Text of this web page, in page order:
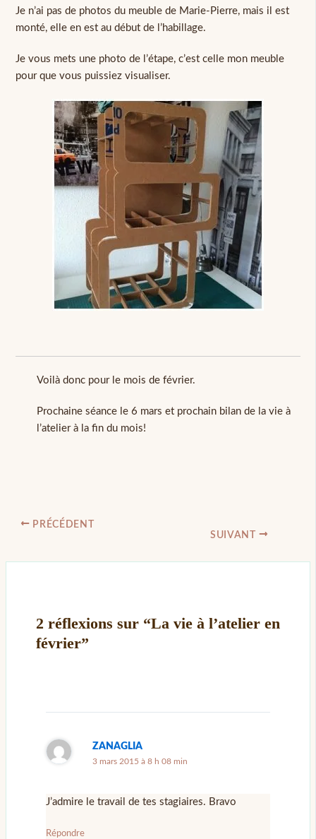
Je n’ai pas de photos du meuble de Marie-Pierre, mais il est
monté, elle en est au début de l’habillage.
Je vous mets une photo de l’étape, c’est celle mon meuble
pour que vous puissiez visualiser.
Voilà donc pour le mois de février.
Prochaine séance le 6 mars et prochain bilan de la vie à
l’atelier à la fin du mois!
PRÉCÉDENT
SUIVANT
2 réflexions sur “La vie à l’atelier en
février”
ZANAGLIA
3 mars 2015 à 8 h 08 min
J’admire le travail de tes stagiaires. Bravo
Répondre